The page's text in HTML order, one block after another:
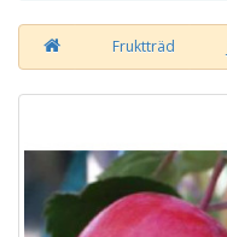
Fruktträd